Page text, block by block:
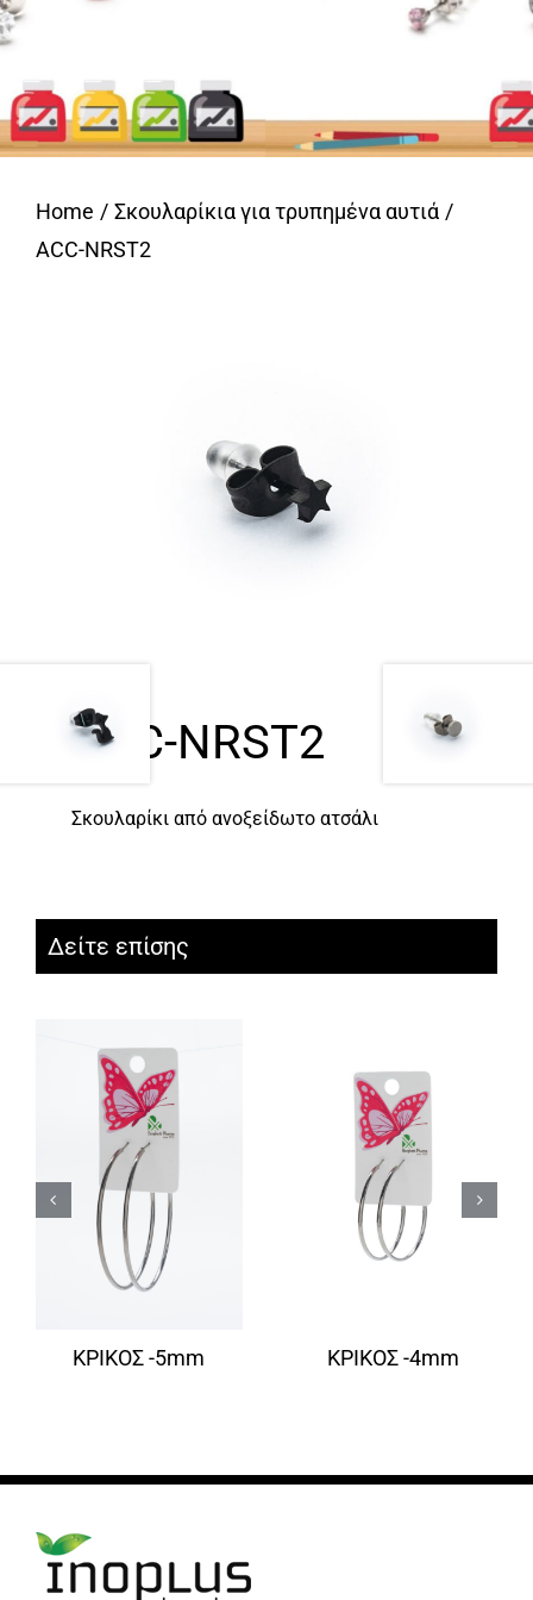
Home
Σκουλαρίκια για τρυπημένα αυτιά
ACC-NRST2
ACC-NRST2
Σκουλαρίκι από ανοξείδωτο ατσάλι
Δείτε επίσης
ΚΡΙΚΟΣ -5mm ΚΡΙΚΟΣ -4mm